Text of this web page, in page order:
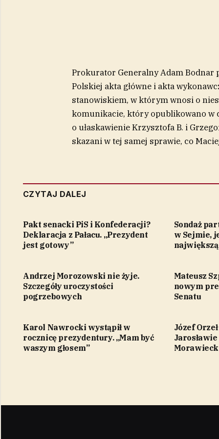
Prokurator Generalny Adam Bodnar
Polskiej akta główne i akta
stanowiskiem, w którym wnosi o
komunikacie, który opublikowano w
o ułaskawienie Krzysztofa B. i
skazani w tej samej sprawie, co
CZYTAJ DALEJ
Pakt senacki PiS i Konfederacji?
Deklaracja z Pałacu. „Prezydent
jest gotowy”
Sondaż
w Sejmie,
Andrzej Morozowski nie żyje.
Szczegóły uroczystości
pogrzebowych
Mateusz
nowym
Senatu
Karol Nawrocki wystąpił w
rocznicę prezydentury. „Mam być
waszym głosem”
Józef